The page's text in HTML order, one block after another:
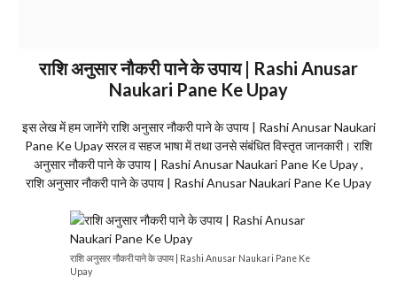
राशि अनुसार नौकरी पाने के उपाय | Rashi Anusar
Naukari Pane Ke Upay
इस लेख में हम जानेंगे राशि अनुसार नौकरी पाने के उपाय | Rashi Anusar Naukari
Pane Ke Upay सरल व सहज भाषा में तथा उनसे संबंधित विस्तृत जानकारी। राशि
अनुसार नौकरी पाने के उपाय | Rashi Anusar Naukari Pane Ke Upay ,
राशि अनुसार नौकरी पाने के उपाय | Rashi Anusar Naukari Pane Ke Upay
राशि अनुसार नौकरी पाने के उपाय | Rashi Anusar Naukari Pane Ke
Upay